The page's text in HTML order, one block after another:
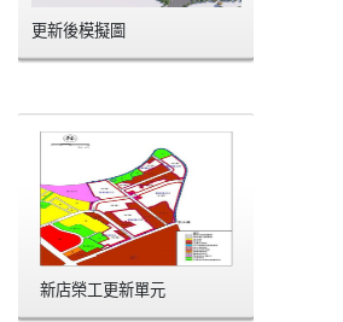
更新後模擬圖
新店榮工更新單元